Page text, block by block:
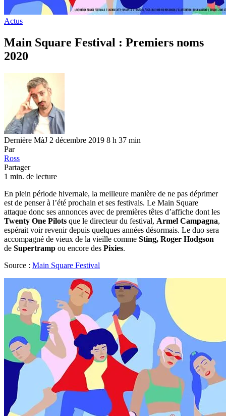
Actus
Main Square Festival : Premiers noms
2020
Dernière MàJ 2 décembre 2019 8 h 37 min
Par
Ross
Partager
1 min. de lecture
En plein période hivernale, la meilleure manière de ne pas déprimer
est de penser à l’été prochain et ses festivals. Le Main Square
attaque donc ses annonces avec de premières têtes d’affiche dont les
Twenty One Pilots que le directeur du festival, Armel Campagna,
espérait voir revenir depuis quelques années désormais. Le duo sera
accompagné de vieux de la vieille comme Sting, Roger Hodgson
de Supertramp ou encore des Pixies.
Source : Main Square Festival